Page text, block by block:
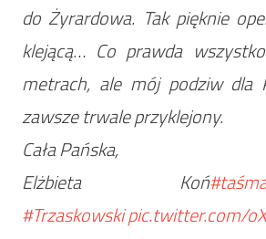
do Żyrardowa. Tak pięknie
klejącą… Co prawda
metrach, ale mój podziw dla
zawsze trwale przyklejony.
Cała Pańska,
Elżbieta Koń
#Trzaskowskipic.twitter.com/